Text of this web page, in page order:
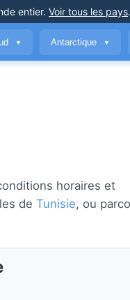
entier. Voir tous les pays.
▼ Antarctique ▼
horaires et
de Tunisie, ou